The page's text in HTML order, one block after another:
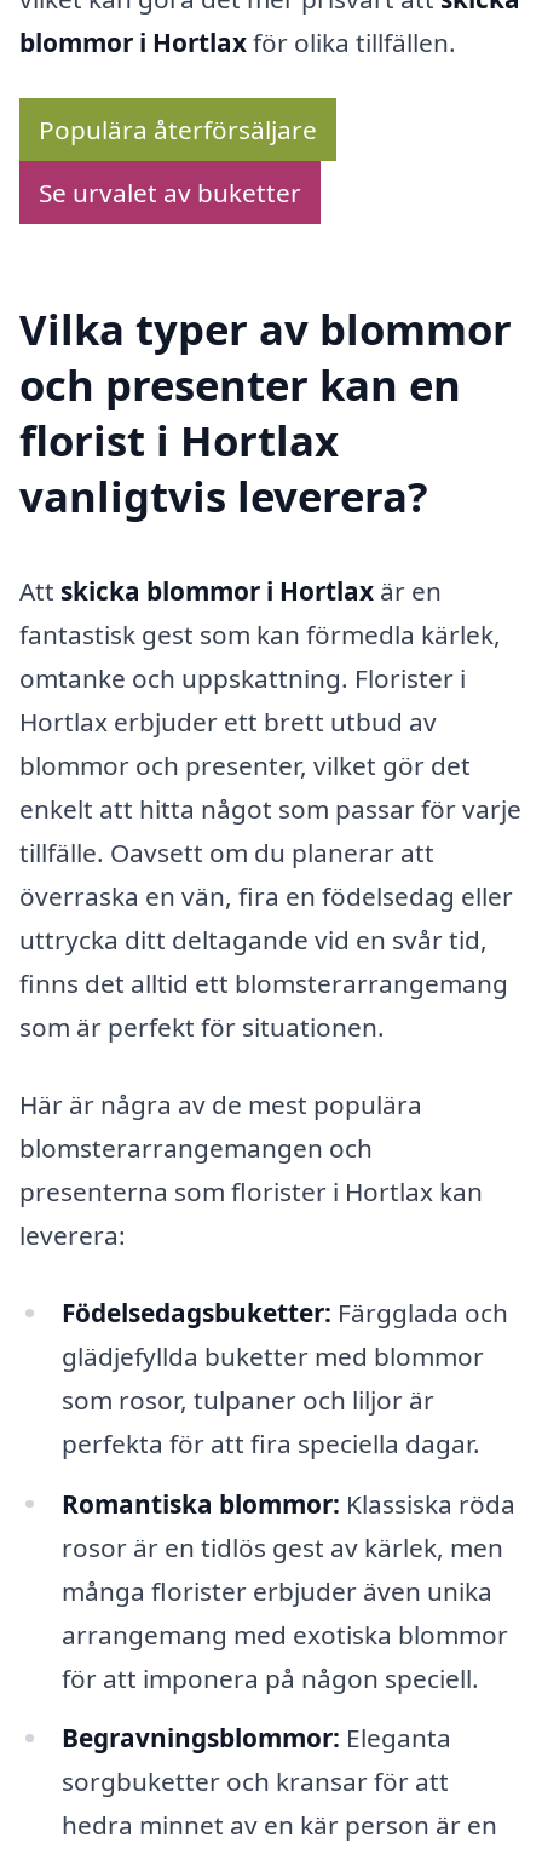
blommor i Hortlaxför olika tillfällen.
Populära återförsäljare
Se urvalet av buketter
Vilka typer av blommor
och presenter kan en
florist i Hortlax
vanligtvis leverera?
Att skicka blommor i Hortlax är en
fantastisk gest som kan förmedla kärlek,
omtanke och uppskattning. Florister i
Hortlax erbjuder ett brett utbud av
blommor och presenter, vilket gör det
enkelt att hitta något som passar för varje
tillfälle. Oavsett om du planerar att
överraska en vän, fira en födelsedag eller
uttrycka ditt deltagande vid en svår tid,
finns det alltid ett blomsterarrangemang
som är perfekt för situationen.
Här är några av de mest populära
blomsterarrangemangen och
presenterna som florister i Hortlax kan
leverera:
Födelsedagsbuketter: Färgglada och
glädjefyllda buketter med blommor
som rosor, tulpaner och liljor är
perfekta för att fira speciella dagar.
Romantiska blommor: Klassiska röda
rosor är en tidlös gest av kärlek, men
många florister erbjuder även unika
arrangemang med exotiska blommor
för att imponera på någon speciell.
Begravningsblommor: Eleganta
sorgbuketter och kransar för att
hedra minnet av en kär person är en